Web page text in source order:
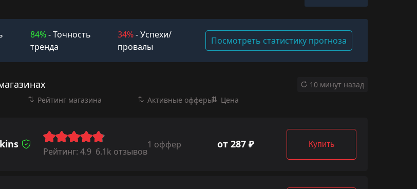
84%- Точность
тренда
34%- Успехи/
провалы
Посмотреть статистику прогноза
10 минут назад
Рейтинг магазина Активные офферы Цена
Рейтинг: 4.9 6.1k отзывов
1 оффер от 287 ₽ Купить